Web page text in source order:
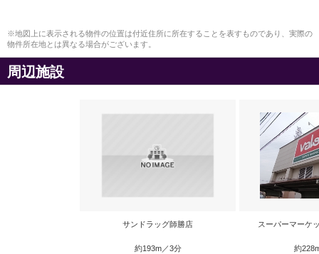
※地図上に表示される物件の位置は付近住所に所在することを表すものであり、実際の
物件所在地とは異なる場合がございます。
周辺施設
サンドラッグ師勝店
約193m／3分
スーパーマーケ
約